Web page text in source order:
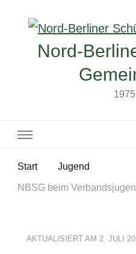
Nord-
Start Jugend
NBSG beim
AKTUALISIERT AM 2. JULI